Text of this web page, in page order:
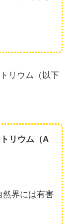
リウム（以下
リウム（A
然界には有害